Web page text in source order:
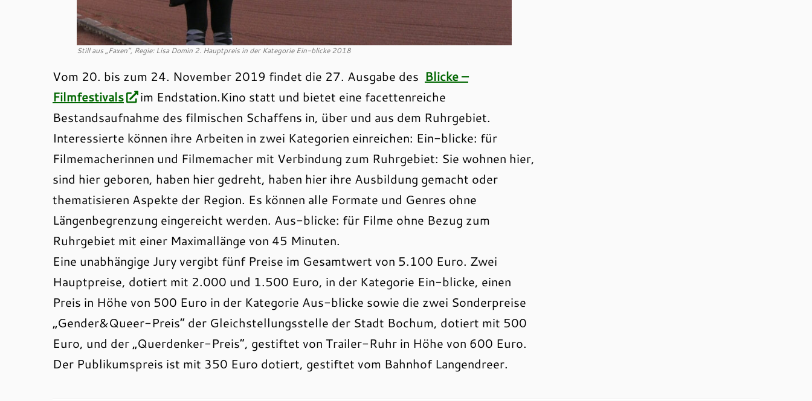
Still aus „Faxen“, Regie: Lisa Domin 2. Hauptpreis in der Kategorie Ein-blicke 2018
Vom 20. bis zum 24. November 2019 findet die 27. Ausgabe des Blicke –
Filmfestivals
im Endstation.Kino statt und bietet eine facettenreiche
Bestandsaufnahme des filmischen Schaffens in, über und aus dem Ruhrgebiet.
Interessierte können ihre Arbeiten in zwei Kategorien einreichen: Ein-blicke: für
Filmemacherinnen und Filmemacher mit Verbindung zum Ruhrgebiet: Sie wohnen hier,
sind hier geboren, haben hier gedreht, haben hier ihre Ausbildung gemacht oder
thematisieren Aspekte der Region. Es können alle Formate und Genres ohne
Längenbegrenzung eingereicht werden. Aus-blicke: für Filme ohne Bezug zum
Ruhrgebiet mit einer Maximallänge von 45 Minuten.
Eine unabhängige Jury vergibt fünf Preise im Gesamtwert von 5.100 Euro. Zwei
Hauptpreise, dotiert mit 2.000 und 1.500 Euro, in der Kategorie Ein-blicke, einen
Preis in Höhe von 500 Euro in der Kategorie Aus-blicke sowie die zwei Sonderpreise
„Gender&Queer-Preis“ der Gleichstellungsstelle der Stadt Bochum, dotiert mit 500
Euro, und der „Querdenker-Preis“, gestiftet von Trailer-Ruhr in Höhe von 600 Euro.
Der Publikumspreis ist mit 350 Euro dotiert, gestiftet vom Bahnhof Langendreer.